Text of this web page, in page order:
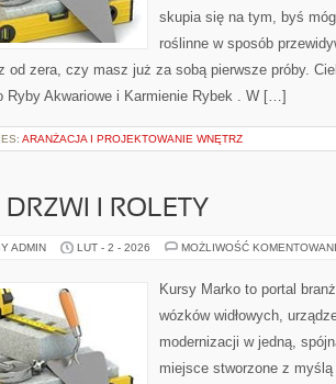
skupia się na tym, byś
roślinne w sposób
od zera, czy masz już za sobą pierwsze próby.
Ryby Akwariowe i Karmienie Rybek . W […]
ARANŻACJA I PROJEKTOWANIE WNĘTRZ
I ROLETY
ADMIN LUT - 2 - 2026 MOŻLIWOŚĆ
Kursy Marko to portal
wózków widłowych,
modernizacji w jedną,
miejsce stworzone z